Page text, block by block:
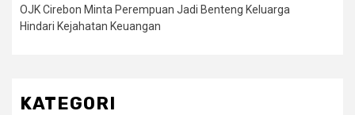
OJK Cirebon Minta Perempuan Jadi Benteng Keluarga
Hindari Kejahatan Keuangan
KATEGORI